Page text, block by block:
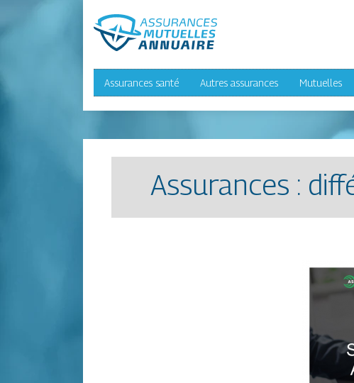
Assurances santé Autres assurances Mutuelles
Assurances :